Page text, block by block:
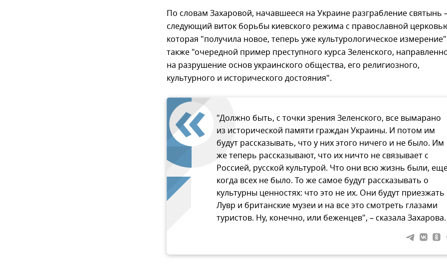
По словам Захаровой, начавшееся на Украине разграбление святынь
следующий виток борьбы киевского режима с православной
которая "получила новое, теперь уже культурологическое
также "очередной пример преступного курса Зеленского,
на разрушение основ украинского общества, его религиозного,
культурного и исторического достояния".
"Должно быть, с точки зрения Зеленского, все вымарано
из исторической памяти граждан Украины. И потом им
будут рассказывать, что у них этого ничего и не было. Им
же теперь рассказывают, что их ничто не связывает с
Россией, русской культурой. Что они всю жизнь были,
когда всех не было. То же самое будут рассказывать о
культурны ценностях: что это не их. Они будут приезжать
Лувр и британские музеи и на все это смотреть глазами
туристов. Ну, конечно, или беженцев", – сказала Захарова.